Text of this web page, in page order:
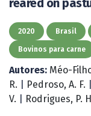
2020 Brasil
Bovinos para carne
Autores: Méo-
R.
Pedroso, A. F.
V.
Rodrigues, P.